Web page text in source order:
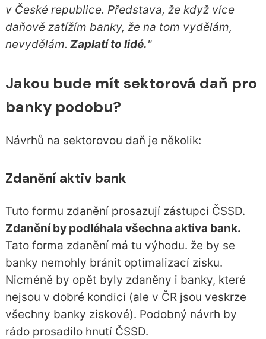
v České republice. Představa, že když více
daňově zatížím banky, že na tom vydělám,
nevydělám. Zaplatí to lidé."
Jakou bude mít sektorová daň pro
banky podobu?
Návrhů na sektorovou daň je několik:
Zdanění aktiv bank
Tuto formu zdanění prosazují zástupci ČSSD.
Zdanění by podléhala všechna aktiva bank.
Tato forma zdanění má tu výhodu. že by se
banky nemohly bránit optimalizací zisku.
Nicméně by opět byly zdaněny i banky, které
nejsou v dobré kondici (ale v ČR jsou veskrze
všechny banky ziskové). Podobný návrh by
rádo prosadilo hnutí ČSSD.